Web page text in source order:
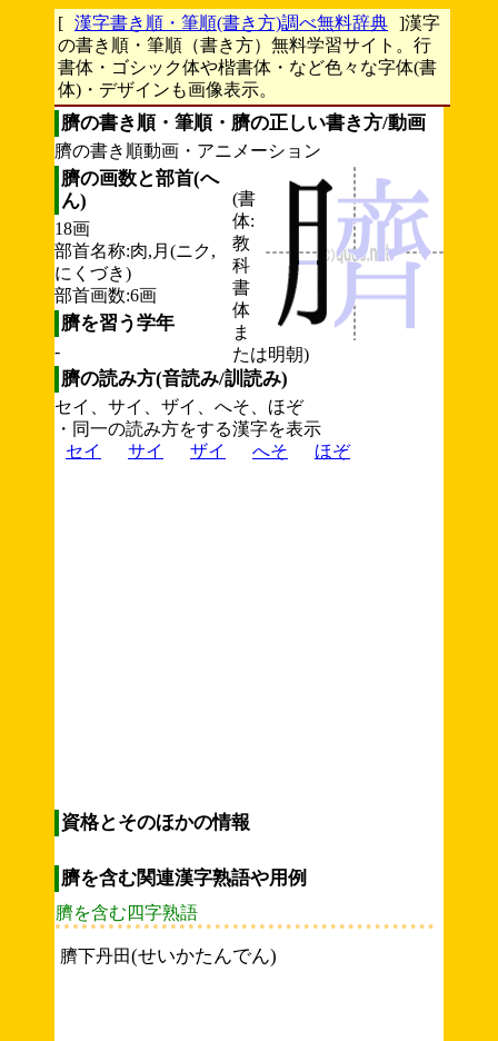
[ 漢字書き順・筆順(書き方)調べ無料辞典 ]漢字
の書き順・筆順（書き方）無料学習サイト。行
書体・ゴシック体や楷書体・など色々な字体(書
体)・デザインも画像表示。
臍の書き順・筆順・臍の正しい書き方/動画
臍の書き順動画・アニメーション
(書
体:
教
科
書
体
ま
たは明朝)
臍の画数と部首(へ
ん)
18画
部首名称:肉,月(ニク,
にくづき)
部首画数:6画
臍を習う学年
-
臍の読み方(音読み/訓読み)
セイ、サイ、ザイ、へそ、ほぞ
・同一の読み方をする漢字を表示
セイ
サイ ザイ へそ ほぞ
資格とそのほかの情報
臍を含む関連漢字熟語や用例
臍を含む四字熟語
臍下丹田(せいかたんでん)